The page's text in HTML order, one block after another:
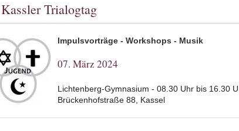
Trialogtag
Impulsvorträge - Workshops - Musik
07. März 2024
Lichtenberg-Gymnasium - 08.30 Uhr bis 16.30
Brückenhofstraße 88, Kassel